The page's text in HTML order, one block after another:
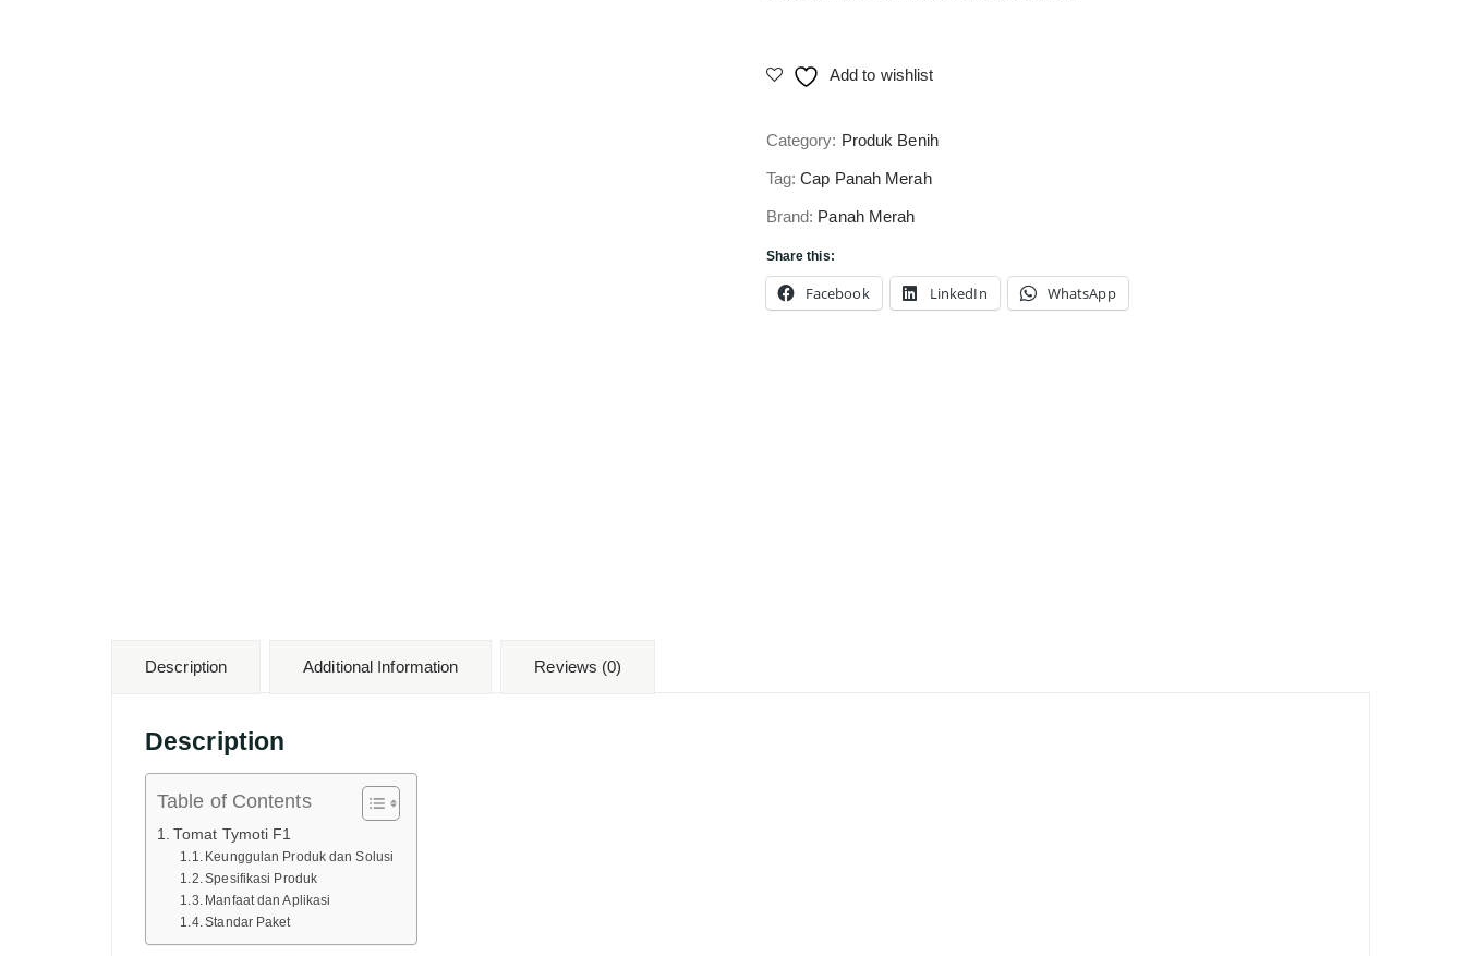
Add to wishlist
Category: Produk Benih
Tag:Cap Panah Merah
Brand: Panah Merah
Share this:
Facebook LinkedIn WhatsApp
Description Additional Information Reviews (0)
Description
Table of Contents
Tomat Tymoti F1
Keunggulan Produk dan Solusi
Spesifikasi Produk
Manfaat dan Aplikasi
Standar Paket